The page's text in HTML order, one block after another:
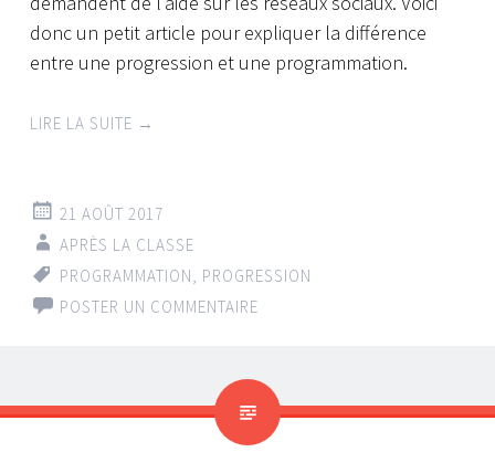
donc un petit article pour expliquer la différence
entre une progression et une programmation.
LIRE LA SUITE →
21 AOÛT 2017
APRÈS LA CLASSE
PROGRAMMATION
PROGRESSION
POSTER UN COMMENTAIRE